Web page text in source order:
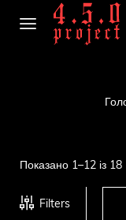
Показано 1–12 із 18
Filters